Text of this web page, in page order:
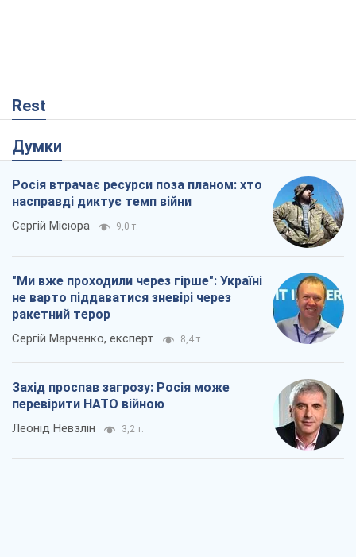
Rest
Думки
Росія втрачає ресурси поза планом: хто
насправді диктує темп війни
Сергій Місюра 9,0 т.
"Ми вже проходили через гірше": Україні
не варто піддаватися зневірі через
ракетний терор
Сергій Марченко, експерт 8,4 т.
Захід проспав загрозу: Росія може
перевірити НАТО війною
Леонід Невзлін 3,2 т.